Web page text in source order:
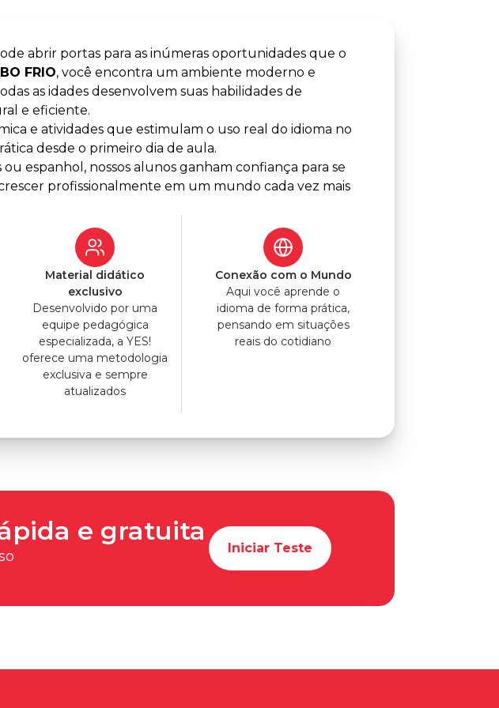
abrir portas para as inúmeras oportunidades que o
FRIO, você encontra um ambiente moderno e
as idades desenvolvem suas habilidades de
e eficiente.
e atividades que estimulam o uso real do idioma no
desde o primeiro dia de aula.
espanhol, nossos alunos ganham confiança para se
profissionalmente em um mundo cada vez mais
Material didático
exclusivo
Desenvolvido por uma
equipe pedagógica
especializada, a YES!
oferece uma metodologia
exclusiva e sempre
atualizados
Conexão com o Mundo
Aqui você aprende o
idioma de forma prática,
pensando em situações
reais do cotidiano
e gratuita
Iniciar Teste